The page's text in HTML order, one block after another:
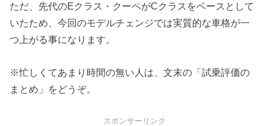
ただ、先代のEクラス・クーペがCクラスをベースとして
いたため、今回のモデルチェンジでは実質的な車格が一
つ上がる事になります。
※忙しくてあまり時間の無い人は、文末の「試乗評価の
まとめ」をどうぞ。
スポンサーリンク